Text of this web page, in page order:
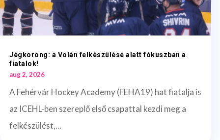
Jégkorong: a Volán felkészülése alatt fókuszban a
fiatalok!
aug 2, 2026
A Fehérvár Hockey Academy (FEHA19) hat fiatalja is
az ICEHL-ben szereplő első csapattal kezdi meg a
felkészülést,...